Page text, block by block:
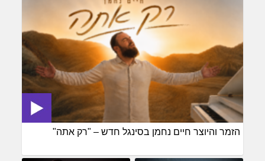
הזמר והיוצר חיים נחמן בסינגל חדש – "רק אתה"